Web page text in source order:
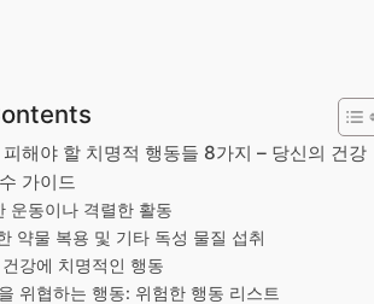
해야 할 치명적 행동들 8가지 – 당신의 건강
가이드
운동이나 격렬한 활동
약물 복용 및 기타 독성 물질 섭취
강에 치명적인 행동
위협하는 행동: 위험한 행동 리스트